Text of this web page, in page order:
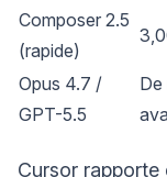
Composer 2.5
(rapide)
Opus 4.7 /
GPT-5.5
De
Cursor